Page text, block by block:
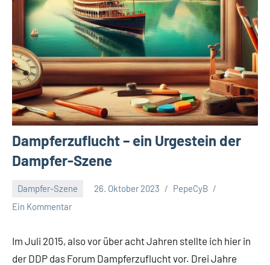
Dampferzuflucht – ein Urgestein der
Dampfer-Szene
Dampfer-Szene 26. Oktober 2023
PepeCyB
Ein Kommentar
Im Juli 2015, also vor über acht Jahren stellte ich hier in
der DDP das Forum Dampferzuflucht vor. Drei Jahre